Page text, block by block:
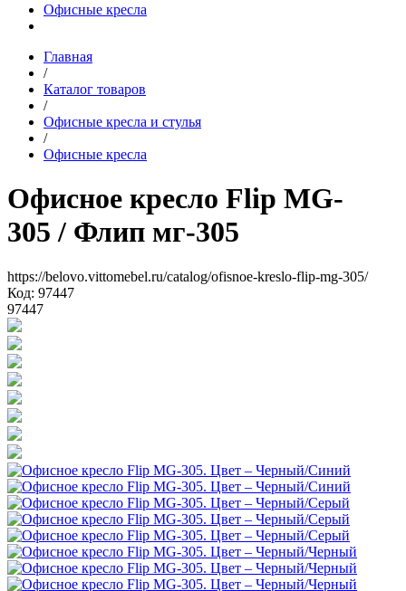
Офисные кресла
Главная
/
Каталог товаров
/
Офисные кресла и стулья
/
Офисные кресла
Офисное кресло Flip MG-
305 / Флип мг-305
https://belovo.vittomebel.ru/catalog/ofisnoe-kreslo-flip-mg-305/
Код: 97447
97447